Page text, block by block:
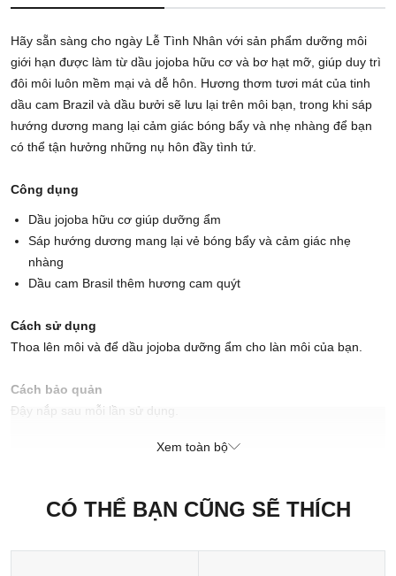
Hãy sẵn sàng cho ngày Lễ Tình Nhân với sản phẩm dưỡng môi
giới hạn được làm từ dầu jojoba hữu cơ và bơ hạt mỡ, giúp duy trì
đôi môi luôn mềm mại và dễ hôn. Hương thơm tươi mát của tinh
dầu cam Brazil và dầu bưởi sẽ lưu lại trên môi bạn, trong khi sáp
hướng dương mang lại cảm giác bóng bẩy và nhẹ nhàng để bạn
có thể tận hưởng những nụ hôn đầy tình tứ.
Công dụng
Dầu jojoba hữu cơ giúp dưỡng ẩm
Sáp hướng dương mang lại vẻ bóng bẩy và cảm giác nhẹ
nhàng
Dầu cam Brasil thêm hương cam quýt
Cách sử dụng
Thoa lên môi và để dầu jojoba dưỡng ẩm cho làn môi của bạn.
Cách bảo quản
Đậy nắp sau mỗi lần sử dụng.
Xem toàn bộ
CÓ THỂ BẠN CŨNG SẼ THÍCH